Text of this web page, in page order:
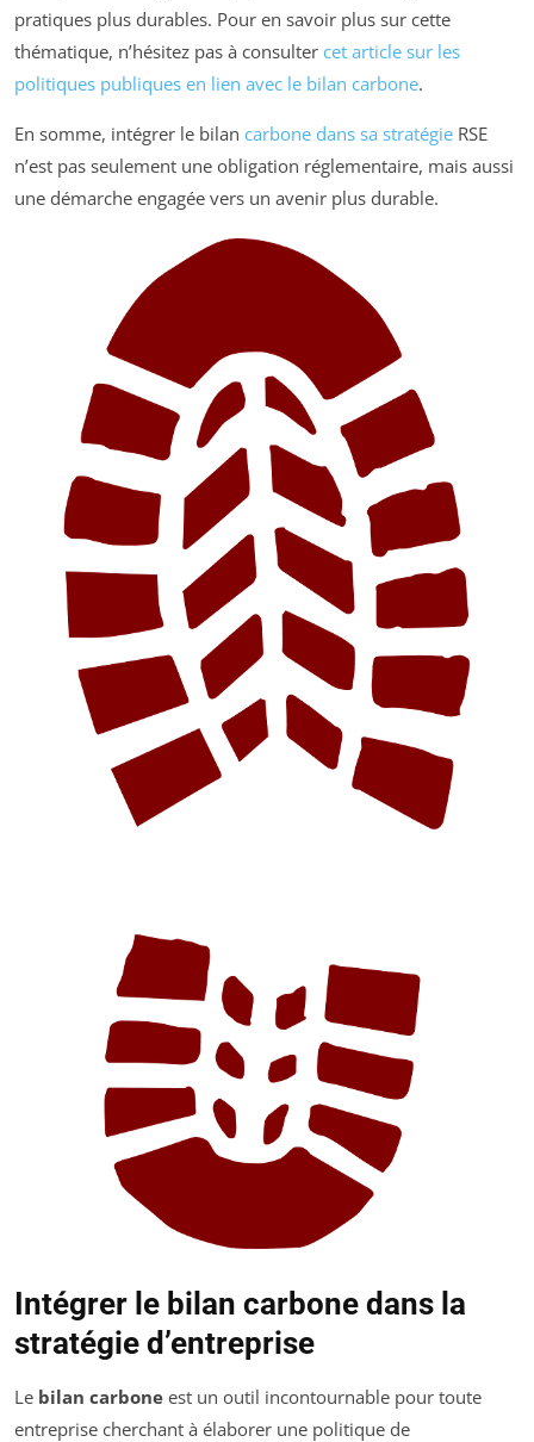
pratiques plus durables. Pour en savoir plus sur cette
thématique, n’hésitez pas à consulter cet article sur les
politiques publiques en lien avec le bilan carbone.
En somme, intégrer le bilan carbone dans sa stratégie RSE
n’est pas seulement une obligation réglementaire, mais aussi
une démarche engagée vers un avenir plus durable.
Intégrer le bilan carbone dans la
stratégie d’entreprise
Le bilan carbone est un outil incontournable pour toute
entreprise cherchant à élaborer une politique de